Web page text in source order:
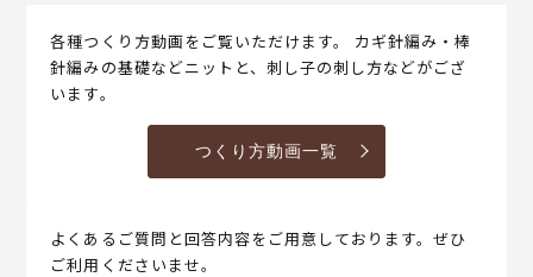
各種つくり方動画をご覧いただけます。 カギ針編み・棒
針編みの基礎などニットと、刺し子の刺し方などがござ
います。
つくり方動画一覧
よくあるご質問と回答内容をご用意しております。ぜひ
ご利用くださいませ。